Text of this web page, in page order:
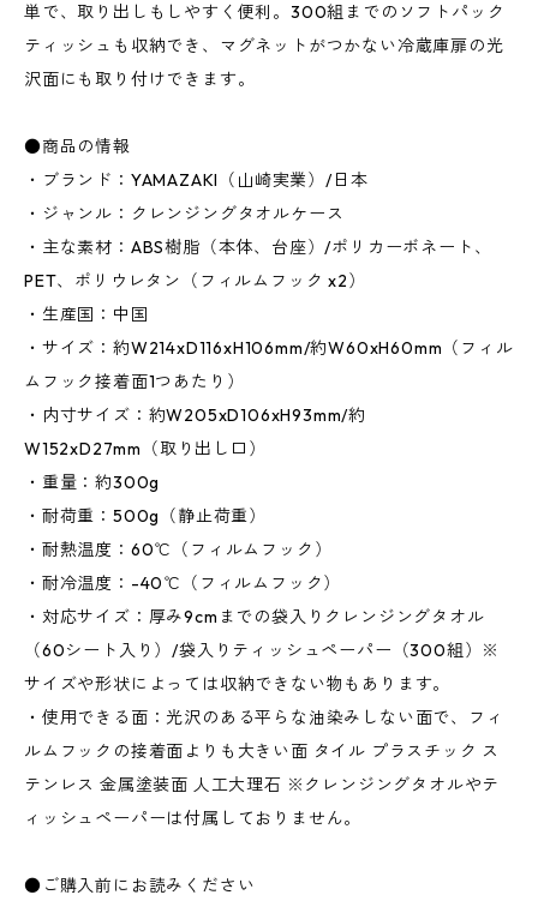
単で、取り出しもしやすく便利。300組までのソフトパック
ティッシュも収納でき、マグネットがつかない冷蔵庫扉の光
沢面にも取り付けできます。
●商品の情報
・ブランド：YAMAZAKI（山崎実業）/日本
・ジャンル：クレンジングタオルケース
・主な素材：ABS樹脂（本体、台座）/ポリカーボネート、
PET、ポリウレタン（フィルムフック x2）
・生産国：中国
・サイズ：約W214xD116xH106mm/約W60xH60mm（フィル
ムフック接着面1つあたり）
・内寸サイズ：約W205xD106xH93mm/約
W152xD27mm（取り出し口）
・重量：約300g
・耐荷重：500g（静止荷重）
・耐熱温度：60℃（フィルムフック）
・耐冷温度：-40℃（フィルムフック）
・対応サイズ：厚み9cmまでの袋入りクレンジングタオル
（60シート入り）/袋入りティッシュペーパー（300組）※
サイズや形状によっては収納できない物もあります。
・使用できる面：光沢のある平らな油染みしない面で、フィ
ルムフックの接着面よりも大きい面 タイル プラスチック ス
テンレス 金属塗装面 人工大理石 ※クレンジングタオルやテ
ィッシュペーパーは付属しておりません。
●ご購入前にお読みください